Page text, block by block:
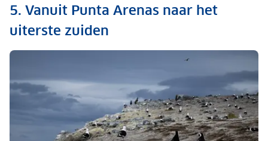
5. Vanuit Punta Arenas naar het
uiterste zuiden